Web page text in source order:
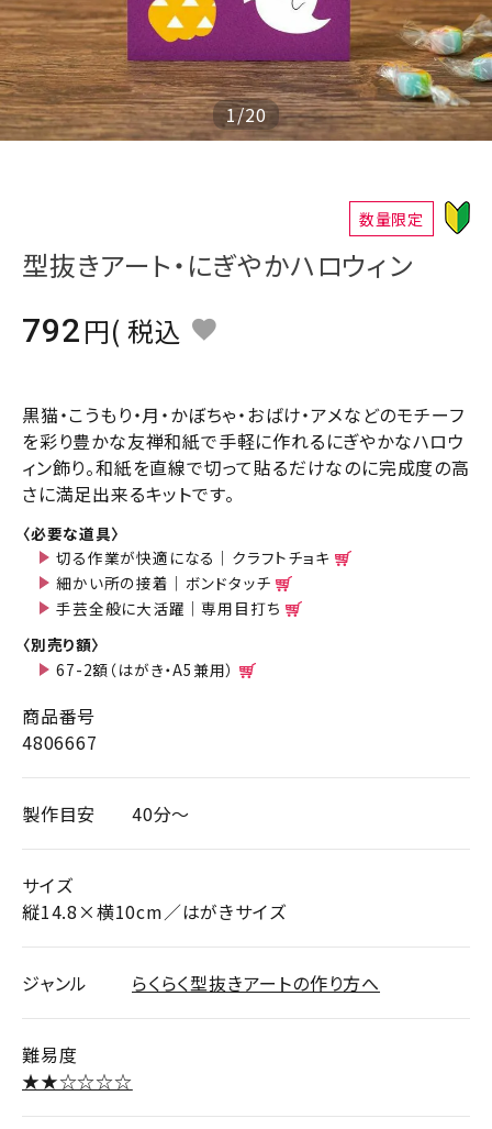
レビューを見る
コーポレートサイト
実店舗案内
お問い合わせ
ACCOUNT MENU
ようこそ ゲスト 様
meeting_room person
1/20
数量限定
型抜きアート・にぎやかハロウィン
792
税込
黒猫・こうもり・月・かぼちゃ・おばけ・アメなどのモチーフ
を彩り豊かな友禅和紙で手軽に作れるにぎやかなハロウ
ィン飾り。和紙を直線で切って貼るだけなのに完成度の高
さに満足出来るキットです。
〈必要な道具〉
切る作業が快適になる｜クラフトチョキ
細かい所の接着｜ボンドタッチ
手芸全般に大活躍｜専用目打ち
〈別売り額〉
67-2額（はがき・A5兼用）
商品番号
4806667
製作目安 40分～
サイズ
縦14.8×横10cm／はがきサイズ
ジャンル らくらく型抜きアートの作り方へ
難易度
★★☆☆☆☆